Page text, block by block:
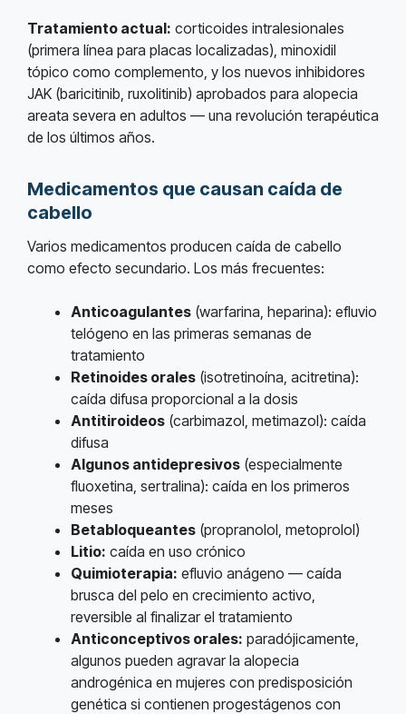
Tratamiento actual: corticoides intralesionales
(primera línea para placas localizadas), minoxidil
tópico como complemento, y los nuevos inhibidores
JAK (baricitinib, ruxolitinib) aprobados para alopecia
areata severa en adultos — una revolución terapéutica
de los últimos años.
Medicamentos que causan caída de
cabello
Varios medicamentos producen caída de cabello
como efecto secundario. Los más frecuentes:
Anticoagulantes (warfarina, heparina): efluvio
telógeno en las primeras semanas de
tratamiento
Retinoides orales (isotretinoína, acitretina):
caída difusa proporcional a la dosis
Antitiroideos (carbimazol, metimazol): caída
difusa
Algunos antidepresivos (especialmente
fluoxetina, sertralina): caída en los primeros
meses
Betabloqueantes (propranolol, metoprolol)
Litio: caída en uso crónico
Quimioterapia: efluvio anágeno — caída
brusca del pelo en crecimiento activo,
reversible al finalizar el tratamiento
Anticonceptivos orales: paradójicamente,
algunos pueden agravar la alopecia
androgénica en mujeres con predisposición
genética si contienen progestágenos con